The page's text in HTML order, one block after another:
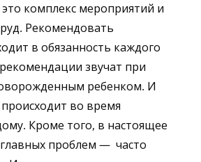
комплекс мероприятий и
Рекомендовать
в обязанность каждого
звучат при
ребенком. И
во время
Кроме того, в настоящее
проблем — часто